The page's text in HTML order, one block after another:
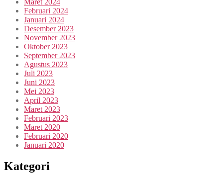
Maret 2024
Februari 2024
Januari 2024
Desember 2023
November 2023
Oktober 2023
September 2023
Agustus 2023
Juli 2023
Juni 2023
Mei 2023
April 2023
Maret 2023
Februari 2023
Maret 2020
Februari 2020
Januari 2020
Kategori